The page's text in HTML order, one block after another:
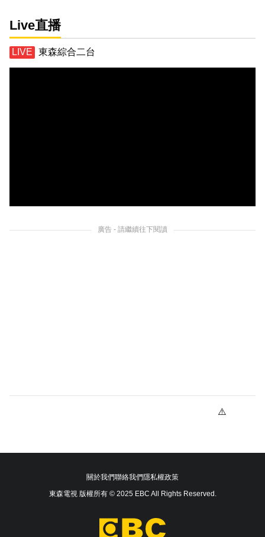
Live直播
東森綜合二台
廣告 - 請繼續往下閱讀
關於我們聯絡我們隱私權政策
東森電視 版權所有 © 2025 EBC All Rights Reserved.